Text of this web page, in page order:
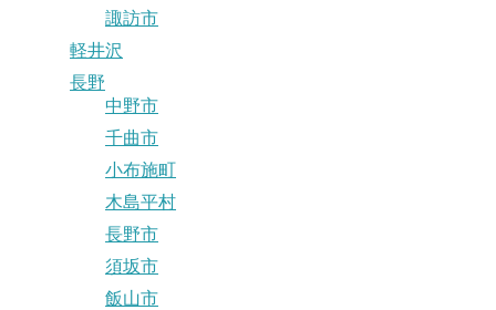
諏訪市
軽井沢
長野
中野市
千曲市
小布施町
木島平村
長野市
須坂市
飯山市